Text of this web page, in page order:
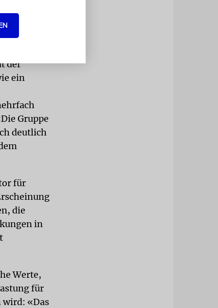
der
ein
Gruppe
deutlich
für
die
in
Werte,
für
wird: «Das